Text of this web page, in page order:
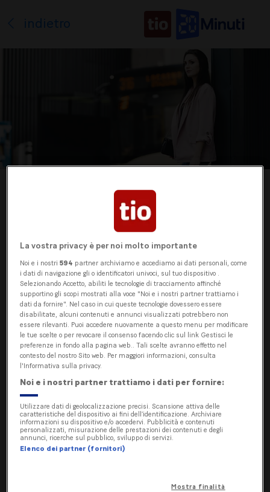
indietro
Il 10 dicembre entra
in vigore il nuovo
cambio orario
Le novità più importanti dell’orario valido dall'10
dicembre 2023 al 8 dicembre 2024
Offerta ferroviaria (FFS/TILO)
Cantieri sulle linee TILO
Offerta bus
Nelle pagine delle singole regioni vengono
La vostra privacy è per noi molto importante
Noi e i nostri594 partner archiviamo e accediamo ai dati personali, come
i dati di navigazione gli o identificatori univoci, sul tuo dispositivo .
Selezionando Accetto, abiliti le tecnologie di tracciamento affinché
supportino gli scopi mostrati alla voce "Noi e i nostri partner trattiamo i
dati da fornire". Nel caso in cui queste tecnologie dovessero essere
disabilitate, alcuni contenuti e annunci visualizzati potrebbero non
essere rilevanti. Puoi accedere nuovamente a questo menu per modificare
le tue scelte o per revocare il consenso facendo clic sul link Gestisci le
preferenze in fondo alla pagina web.. Tali scelte avranno effetto nel
contesto del nostro Sito web. Per maggiori informazioni, consulta
l'Informativa sulla privacy.
Noi e i nostri partner trattiamo i dati per fornire:
Utilizzare dati di geolocalizzazione precisi. Scansione attiva delle
caratteristiche del dispositivo ai fini dell’identificazione. Archiviare
informazioni su dispositivo e/o accedervi. Pubblicità e contenuti
personalizzati, misurazione delle prestazioni dei contenuti e degli
annunci, ricerche sul pubblico, sviluppo di servizi.
Elenco dei partner (fornitori)
Mostra finalità